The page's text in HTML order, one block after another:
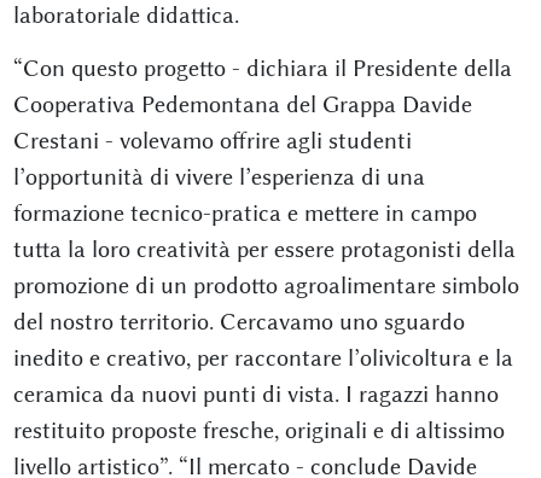
laboratoriale didattica.
“Con questo progetto - dichiara il Presidente della
Cooperativa Pedemontana del Grappa Davide
Crestani - volevamo offrire agli studenti
l’opportunità di vivere l’esperienza di una
formazione tecnico-pratica e mettere in campo
tutta la loro creatività per essere protagonisti della
promozione di un prodotto agroalimentare simbolo
del nostro territorio. Cercavamo uno sguardo
inedito e creativo, per raccontare l’olivicoltura e la
ceramica da nuovi punti di vista. I ragazzi hanno
restituito proposte fresche, originali e di altissimo
livello artistico”. “Il mercato - conclude Davide